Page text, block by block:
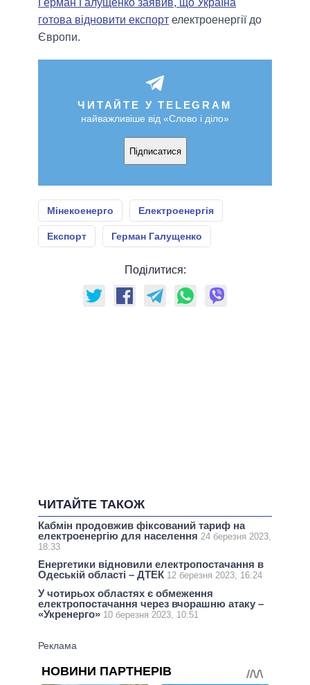
Герман Галущенко заявив, що Україна
готова відновити експорт електроенергії до
Європи.
ЧИТАЙТЕ У TELEGRAM
найважливіше від «Слово і діло»
Підписатися
Мінекоенерго Електроенергія
Експорт Герман Галущенко
Поділитися:
ЧИТАЙТЕ ТАКОЖ
Кабмін продовжив фіксований тариф на
електроенергію для населення 24 березня 2023,
18:33
Енергетики відновили електропостачання в
Одеській області – ДТЕК 12 березня 2023, 16:24
У чотирьох областях є обмеження
електропостачання через вчорашню атаку –
«Укренерго» 10 березня 2023, 10:51